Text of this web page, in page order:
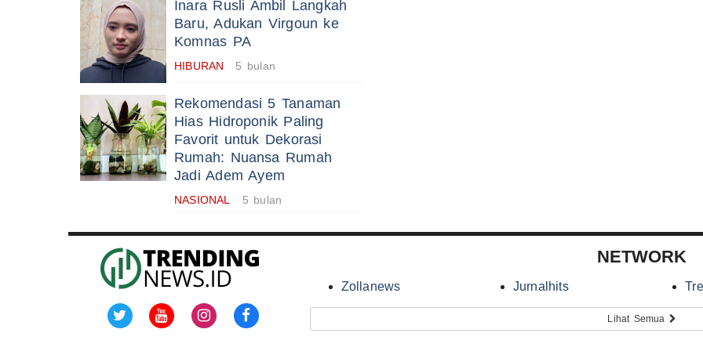
Inara Rusli Ambil Langkah
Baru, Adukan Virgoun ke
Komnas PA
HIBURAN 5 bulan
Rekomendasi 5 Tanaman
Hias Hidroponik Paling
Favorit untuk Dekorasi
Rumah: Nuansa Rumah
Jadi Adem Ayem
NASIONAL 5 bulan
NETWORK
Zollanews Jurnalhits
Lihat Semua